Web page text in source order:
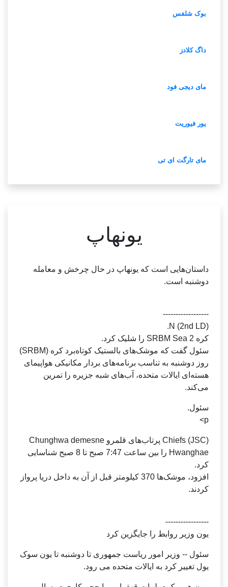
بوک شلفس
داگ کلادز
مای دیجی فود
یور فیوریت
مای تارگت ای تی
یونهاپ
داستان‌هایی است که یونهاپ در حال چرخش و معامله
دوشنبه است.
------------------
کره 2 SRBM Sea را شلیک کرد.
سئول گفت که موشک‌های بالستیک کوتاه‌برد کره (SRBM)
روز دوشنبه به تناسب برنامه‌های بردار مکانیکی هواپیمای
هسته‌ای ایالات متحده، آب‌های شبه جزیره را تمرین
می‌کند.
سئول.
p>
Chiefs (JSC) پرتاب‌های قلمرو Chunghwa demesne
Hwanghae را بین ساعت 7:47 صبح تا 8 صبح شناسایی
کرد.
افزود، موشک‌ها 370 کیلومتر قبل از آن به داخل دریا پرواز
کردند.
-----------------
یون وزیر روابط را جایگزین کرد
سئول -- وزیر امور ریاست جمهوری تا دوشنبه تا یون سوک
یول تغییر کرد به ایالات متحده می رود.